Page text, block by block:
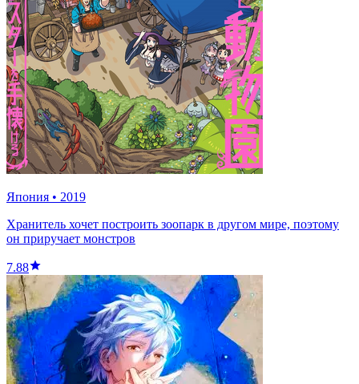
Япония • 2019
Хранитель хочет построить зоопарк в другом мире, поэтому
он приручает монстров
7.88